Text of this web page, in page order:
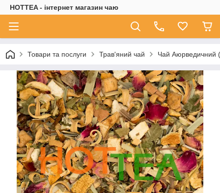
HOTTEA - інтернет магазин чаю
Товари та послуги Трав'яний чай Чай Аюрведичний